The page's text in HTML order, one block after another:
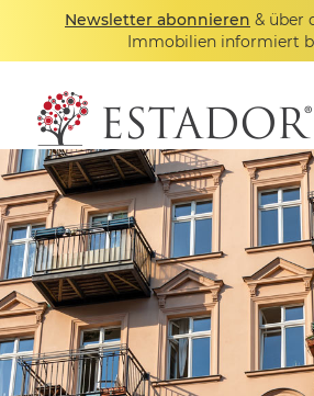
Newsletter abonnieren & über
Immobilien informiert